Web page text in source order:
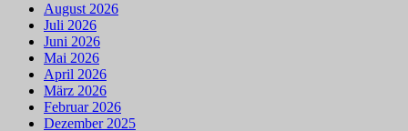
August 2026
Juli 2026
Juni 2026
Mai 2026
April 2026
März 2026
Februar 2026
Dezember 2025